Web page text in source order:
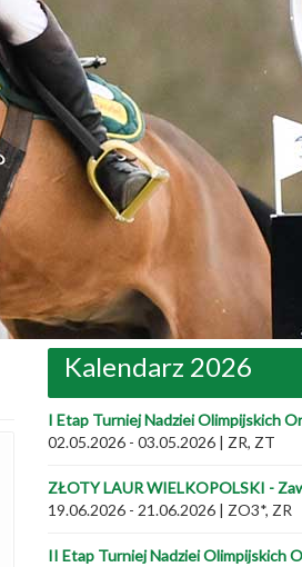
Kalendarz 2026
I Etap Turniej Nadziei Olimpijskich
02.05.2026 - 03.05.2026 | ZR, ZT
ZŁOTY LAUR WIELKOPOLSKI -
19.06.2026 - 21.06.2026 | ZO3*, ZR
II Etap Turniej Nadziei Olimpijskich